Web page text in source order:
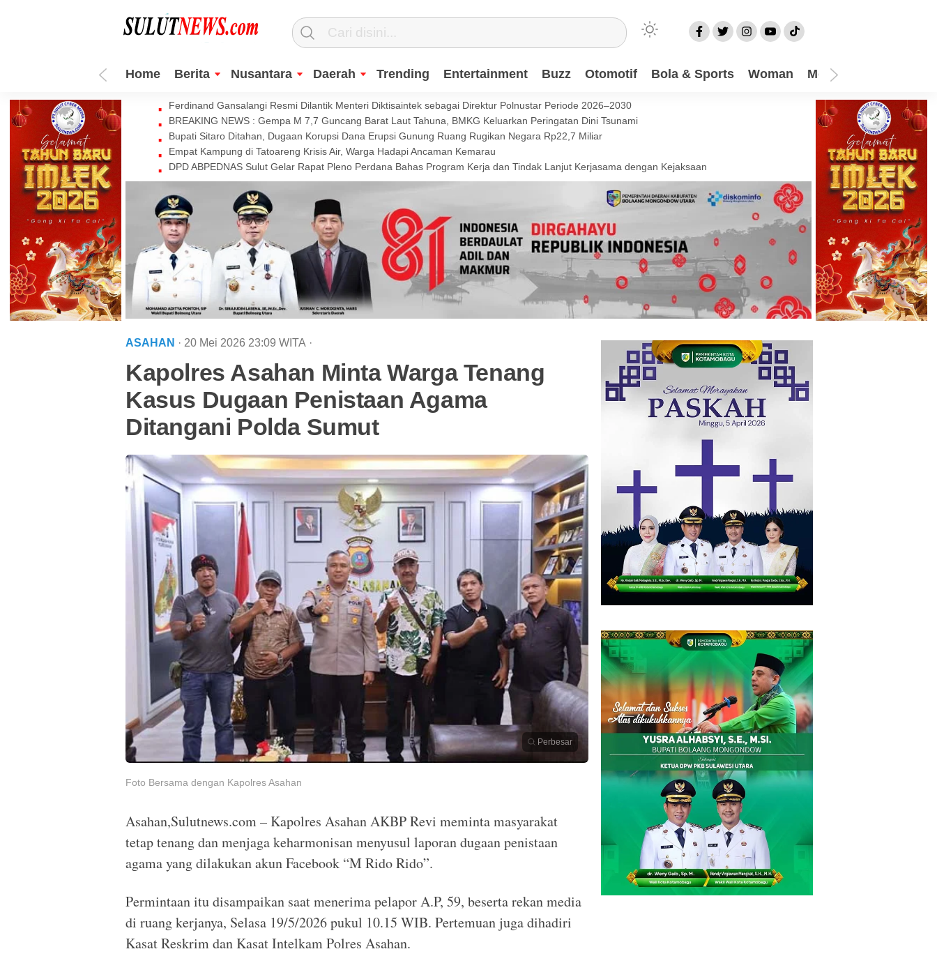
Home Berita Nusantara Daerah Trending Entertainment Buzz Otomotif Bola & Sports Woman Mom
Ferdinand Gansalangi Resmi Dilantik Menteri Diktisaintek sebagai Direktur Polnustar Periode 2026–2030
BREAKING NEWS : Gempa M 7,7 Guncang Barat Laut Tahuna, BMKG Keluarkan Peringatan Dini Tsunami
Bupati Sitaro Ditahan, Dugaan Korupsi Dana Erupsi Gunung Ruang Rugikan Negara Rp22,7 Miliar
Empat Kampung di Tatoareng Krisis Air, Warga Hadapi Ancaman Kemarau
DPD ABPEDNAS Sulut Gelar Rapat Pleno Perdana Bahas Program Kerja dan Tindak Lanjut Kerjasama dengan Kejaksaan
ASAHAN · 20 Mei 2026 23:09 WITA ·
Kapolres Asahan Minta Warga Tenang
Kasus Dugaan Penistaan Agama
Ditangani Polda Sumut
Perbesar
Foto Bersama dengan Kapolres Asahan
Asahan,Sulutnews.com – Kapolres Asahan AKBP Revi meminta masyarakat
tetap tenang dan menjaga keharmonisan menyusul laporan dugaan penistaan
agama yang dilakukan akun Facebook “M Rido Rido”.
Permintaan itu disampaikan saat menerima pelapor A.P, 59, beserta rekan media
di ruang kerjanya, Selasa 19/5/2026 pukul 10.15 WIB. Pertemuan juga dihadiri
Kasat Reskrim dan Kasat Intelkam Polres Asahan.